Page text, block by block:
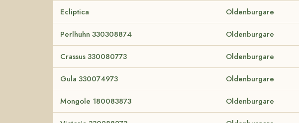
Ecliptica Oldenburgare
Perlhuhn 330308874 Oldenburgare
Crassus 330080773 Oldenburgare
Gula 330074973 Oldenburgare
Mongole 180083873 Oldenburgare